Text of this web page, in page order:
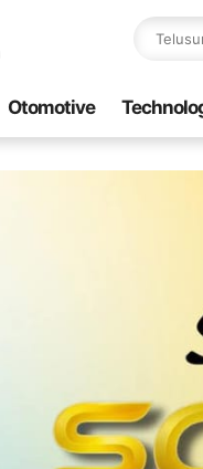
Otomotive